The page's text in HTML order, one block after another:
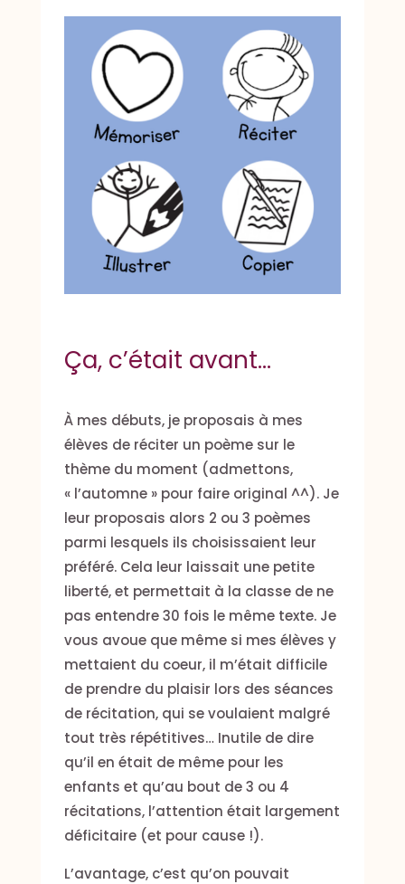
Ça, c’était avant…
À mes débuts, je proposais à mes
élèves de réciter un poème sur le
thème du moment (admettons,
« l’automne » pour faire original ^^). Je
leur proposais alors 2 ou 3 poèmes
parmi lesquels ils choisissaient leur
préféré. Cela leur laissait une petite
liberté, et permettait à la classe de ne
pas entendre 30 fois le même texte. Je
vous avoue que même si mes élèves y
mettaient du coeur, il m’était difficile
de prendre du plaisir lors des séances
de récitation, qui se voulaient malgré
tout très répétitives… Inutile de dire
qu’il en était de même pour les
enfants et qu’au bout de 3 ou 4
récitations, l’attention était largement
déficitaire (et pour cause !).
L’avantage, c’est qu’on pouvait